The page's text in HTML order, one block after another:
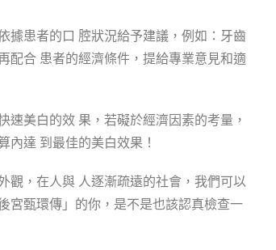
據患者的口 腔狀況給予建議，例如：牙齒
配合 患者的經濟條件，提給專業意見和適
美白的效 果，若礙於經濟因素的考量，
內達 到最佳的美白效果！
觀，在人與 人逐漸疏遠的社會，我們可以
宮甄環傳」的你，是不是也該認真檢查一